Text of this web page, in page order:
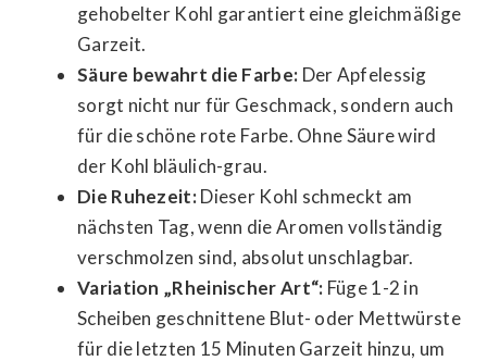
gehobelter Kohl garantiert eine gleichmäßige
Garzeit.
Säure bewahrt die Farbe: Der Apfelessig
sorgt nicht nur für Geschmack, sondern auch
für die schöne rote Farbe. Ohne Säure wird
der Kohl bläulich-grau.
Die Ruhezeit:Dieser Kohl schmeckt am
nächsten Tag, wenn die Aromen vollständig
verschmolzen sind, absolut unschlagbar.
Variation „Rheinischer Art“: Füge 1-2 in
Scheiben geschnittene Blut- oder Mettwürste
für die letzten 15 Minuten Garzeit hinzu, um